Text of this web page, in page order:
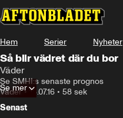
Hem Serier Nyheter
Så blir vädret där du bor
Väder
Se SMHI:s senaste prognos
Väder• 18.07.16 • 58 sek
Se mer
Senast